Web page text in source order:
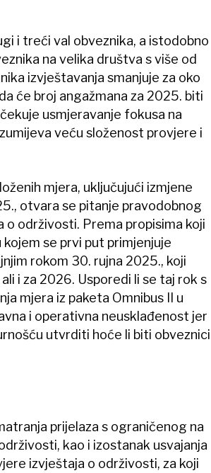
i treći val obveznika, a istodobno
na velika društva s više od
izvještavanja smanjuje za oko
će broj angažmana za 2025. biti
usmjeravanje fokusa na
veću složenost provjere i
mjera, uključujući izmjene
otvara se pitanje pravodobnog
o održivosti. Prema propisima koji
kojem se prvi put primjenjuje
rokom 30. rujna 2025., koji
i za 2026. Usporedi li se taj rok s
mjera iz paketa Omnibus II u
i operativna neusklađenost jer
utvrditi hoće li biti obveznici
prijelaza s ograničenog na
kao i izostanak usvajanja
izvještaja o održivosti, za koji